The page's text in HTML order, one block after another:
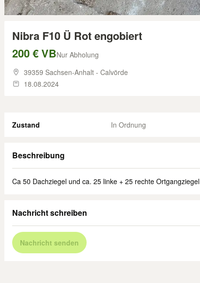
Nibra F10 Ü Rot engobiert
200 € VBNur Abholung
39359 Sachsen-Anhalt - Calvörde
18.08.2024
Zustand In Ordnung
Beschreibung
Ca 50 Dachziegel und ca. 25 linke + 25 rechte
Nachricht schreiben
Nachricht senden